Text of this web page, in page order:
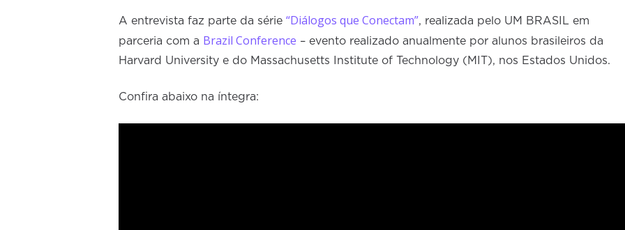
A entrevista faz parte da série “Diálogos que Conectam”, realizada pelo UM BRASIL em
parceria com a Brazil Conference – evento realizado anualmente por alunos brasileiros da
Harvard University e do Massachusetts Institute of Technology (MIT), nos Estados Unidos.
Confira abaixo na íntegra: